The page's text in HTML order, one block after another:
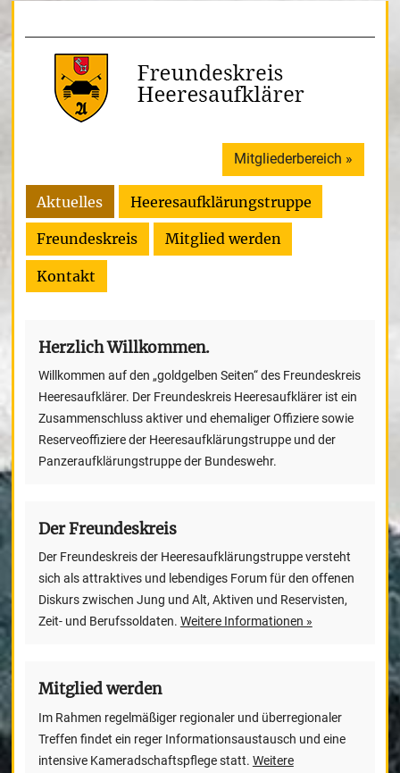
Mitgliederbereich »
Aktuelles Heeresaufklärungstruppe
Freundeskreis Mitglied werden
Kontakt
Herzlich Willkommen.
Willkommen auf den „goldgelben Seiten“ des Freundeskreis
Heeresaufklärer. Der Freundeskreis Heeresaufklärer ist ein
Zusammenschluss aktiver und ehemaliger Offiziere sowie
Reserveoffiziere der Heeresaufklärungstruppe und der
Panzeraufklärungstruppe der Bundeswehr.
Der Freundeskreis
Der Freundeskreis der Heeresaufklärungstruppe versteht
sich als attraktives und lebendiges Forum für den offenen
Diskurs zwischen Jung und Alt, Aktiven und Reservisten,
Zeit- und Berufssoldaten. Weitere Informationen »
Mitglied werden
Im Rahmen regelmäßiger regionaler und überregionaler
Treffen findet ein reger Informationsaustausch und eine
intensive Kameradschaftspflege statt. Weitere